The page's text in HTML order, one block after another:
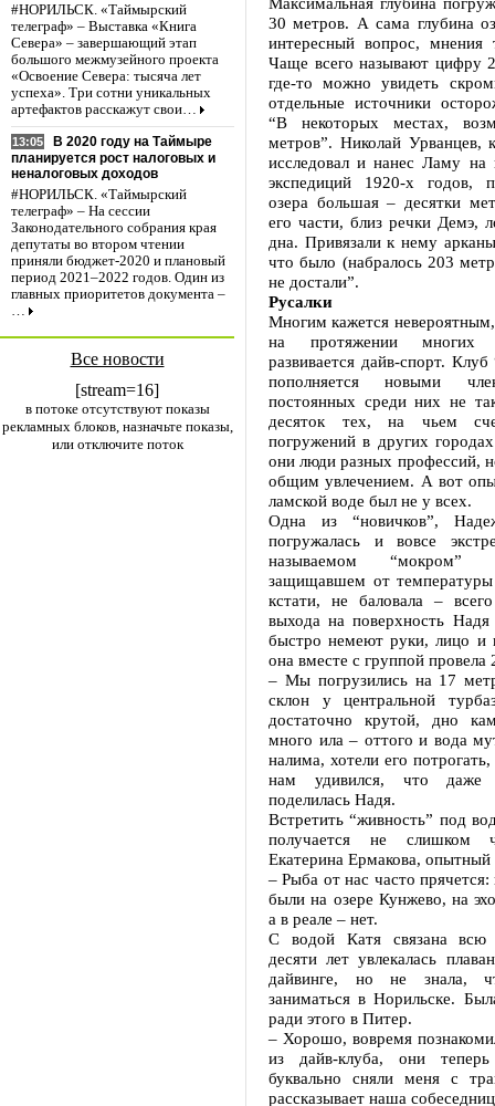
#НОРИЛЬСК. «Таймырский
телеграф» – Выставка «Книга
Севера» – завершающий этап
большого межмузейного проекта
«Освоение Севера: тысяча лет
успеха». Три сотни уникальных
артефактов расскажут свои…
13:05
В 2020 году на Таймыре
планируется рост налоговых и
неналоговых доходов
#НОРИЛЬСК. «Таймырский
телеграф» – На сессии
Законодательного собрания края
депутаты во втором чтении
приняли бюджет-2020 и плановый
период 2021–2022 годов. Один из
главных приоритетов документа –
…
Все новости
[stream=16]
в потоке отсутствуют показы
рекламных блоков, назначьте показы,
или отключите поток
30 метров. А сама глубина
интересный вопрос, мнения
Чаще всего называют цифру
где-то можно увидеть
отдельные источники
“В некоторых местах,
метров”. Николай Урванцев,
исследовал и нанес Ламу на
экспедиций 1920-х годов,
озера большая – десятки
его части, близ речки Демэ,
дна. Привязали к нему
что было (набралось 203
не достали”.
Русалки
Многим кажется
на протяжении многих
развивается дайв-спорт.
пополняется новыми
постоянных среди них не
десяток тех, на чьем
погружений в других
они люди разных профессий,
общим увлечением. А вот
ламской воде был не у всех.
Одна из “новичков”,
погружалась и вовсе
называемом “мокром”
защищавшем от
кстати, не баловала –
выхода на поверхность Надя
быстро немеют руки, лицо
она вместе с группой провела
– Мы погрузились на 17
склон у центральной
достаточно крутой, дно
много ила – оттого и вода
налима, хотели его
нам удивился, что
поделилась Надя.
Встретить “живность” под
получается не слишком
Екатерина Ермакова, опытный
– Рыба от нас часто
были на озере Кунжево, на
а в реале – нет.
С водой Катя связана всю
десяти лет увлекалась
дайвинге, но не знала,
заниматься в Норильске.
ради этого в Питер.
– Хорошо, вовремя
из дайв-клуба, они
буквально сняли меня с
рассказывает наша